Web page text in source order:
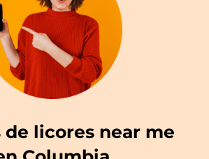
de licores near me